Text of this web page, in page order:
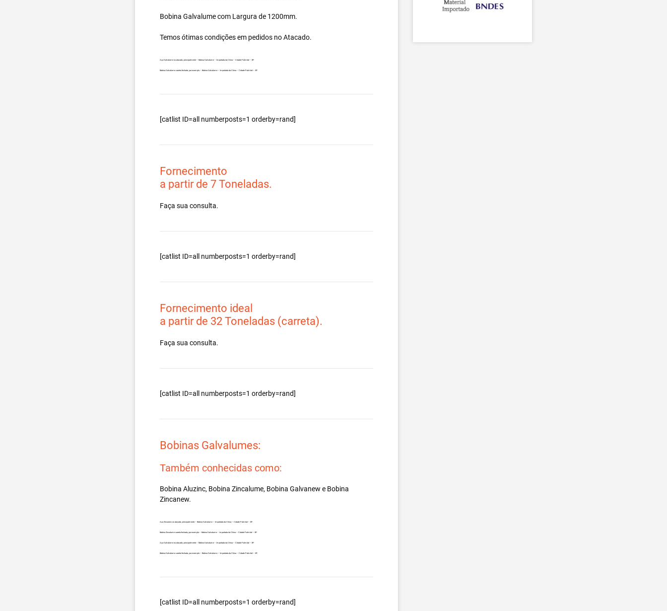
Bobina Galvalumecom Largura de 1200mm.
Temos ótimas condições em pedidos no Atacado.
Aço Galvalume no atacado, principalmente – Bobina Galvalume – Importada da China – Cidade Palmital – SP.
Bobina Galvalume carreta fechada, por exemplo – Bobina Galvalume – Importada da China – Cidade Palmital – SP.
[catlist ID=all numberposts=1 orderby=rand]
Fornecimento
a partir de 7 Toneladas.
Faça sua consulta.
[catlist ID=all numberposts=1 orderby=rand]
Fornecimento ideal
a partir de 32 Toneladas (carreta).
Faça sua consulta.
[catlist ID=all numberposts=1 orderby=rand]
Bobinas Galvalumes:
Também conhecidas como:
Bobina Aluzinc, Bobina Zincalume, Bobina Galvanew e Bobina
Zincanew.
Aço Zincanew no atacado, principalmente – Bobina Galvalume – Importada da China – Cidade Palmital – SP.
Bobina Zincalume carreta fechada, por exemplo – Bobina Galvalume – Importada da China – Cidade Palmital – SP.
Aço Galvalume no atacado, principalmente – Bobina Galvalume – Importada da China – Cidade Palmital – SP.
Bobina Galvalume carreta fechada, por exemplo – Bobina Galvalume – Importada da China – Cidade Palmital – SP.
[catlist ID=all numberposts=1 orderby=rand]